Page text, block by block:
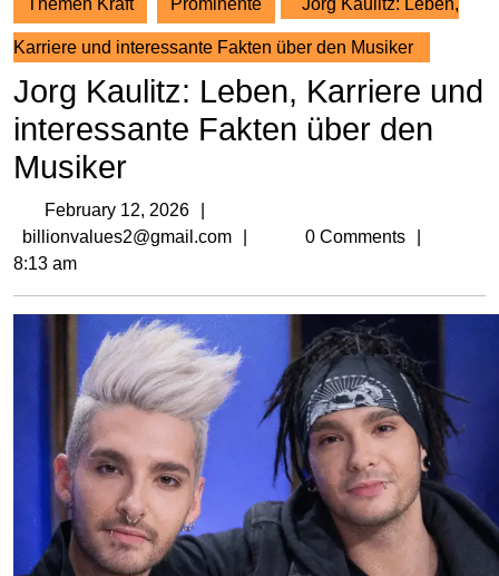
Themen Kraft Prominente Jorg Kaulitz: Leben,
Karriere und interessante Fakten über den Musiker
Jorg Kaulitz: Leben, Karriere und
interessante Fakten über den
Musiker
February 12, 2026
12,
billionvalues2@gmail.com billionvalues2@gmail.com
0 Comments
8:13 am